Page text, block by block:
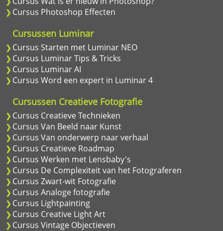
Cursus Photoshop Effecten
Cursussen Luminar
Cursus Starten met Luminar NEO
Cursus Luminar Tips & Tricks
Cursus Luminar AI
Cursus Word een expert in Luminar 4
Cursussen Creatieve Fotografie
Cursus Creatieve Technieken
Cursus Van Beeld naar Kunst
Cursus Van onderwerp naar verhaal
Cursus Creatieve Roadmap
Cursus Werken met Lensbaby's
Cursus De Complexiteit van het Fotograferen
Cursus Zwart-wit Fotografie
Cursus Analoge fotografie
Cursus Lightpainting
Cursus Creative Light Art
Cursus Vintage Objectieven